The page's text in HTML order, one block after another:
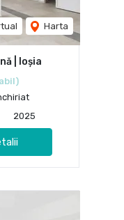
Harta
| Ioșia
2025